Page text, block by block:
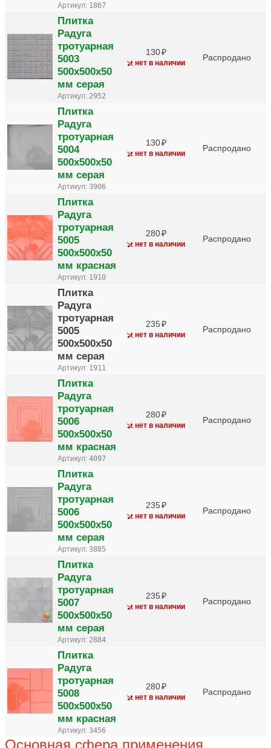
Артикул: 1867
Плитка
Радуга
тротуарная
5003
500х500х50
мм серая
Артикул: 2952
130
нет в наличии
Распродано
Плитка
Радуга
тротуарная
5004
500х500х50
мм серая
Артикул: 3906
130
нет в наличии
Распродано
Плитка
Радуга
тротуарная
5005
500х500х50
мм красная
Артикул: 1910
280
нет в наличии
Распродано
Плитка
Радуга
тротуарная
5005
500х500х50
мм серая
Артикул: 1911
235
нет в наличии
Распродано
Плитка
Радуга
тротуарная
5006
500х500х50
мм красная
Артикул: 4097
280
нет в наличии
Распродано
Плитка
Радуга
тротуарная
5006
500х500х50
мм серая
Артикул: 3885
235
нет в наличии
Распродано
Плитка
Радуга
тротуарная
5007
500х500х50
мм серая
Артикул: 2884
235
нет в наличии
Распродано
Плитка
Радуга
тротуарная
5008
500х500х50
мм красная
Артикул: 3456
280
нет в наличии
Распродано
Основная сфера применения